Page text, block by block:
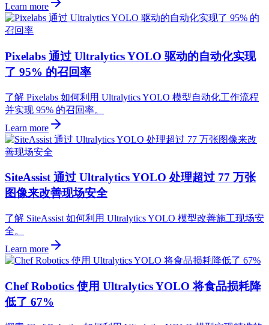
Learn more
Pixelabs 通过 Ultralytics YOLO 驱动的自动化实现
了 95% 的召回率
了解 Pixelabs 如何利用 Ultralytics YOLO 模型自动化工作流程
并实现 95% 的召回率。
Learn more
SiteAssist 通过 Ultralytics YOLO 处理超过 77 万张
图像来改善现场安全
了解 SiteAssist 如何利用 Ultralytics YOLO 模型改善施工现场安
全。
Learn more
Chef Robotics 使用 Ultralytics YOLO 将食品损耗降
低了 67%